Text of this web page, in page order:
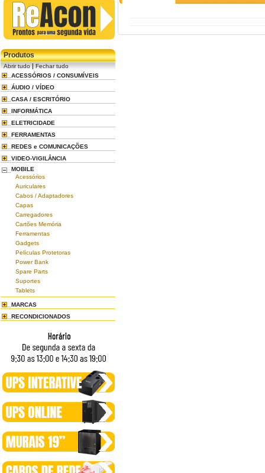
Produtos
Abrir tudo|Fechar tudo
ACESSÓRIOS / CONSUMÍVEIS
ÁUDIO / VÍDEO
CASA / ESCRITÓRIO
INFORMÁTICA
ELETRICIDADE
FERRAMENTAS
REDES e COMUNICAÇÕES
VIDEO-VIGILÂNCIA
MOBILE
Acessórios
Auriculares
Cabos / Adaptadores
Capas
Carregadores
Cartões Memória
Ferramentas
Gadgets
Películas Protetoras
Power Bank
Spare Parts
Suportes
Tablets
MARCAS
RECONDICIONADOS